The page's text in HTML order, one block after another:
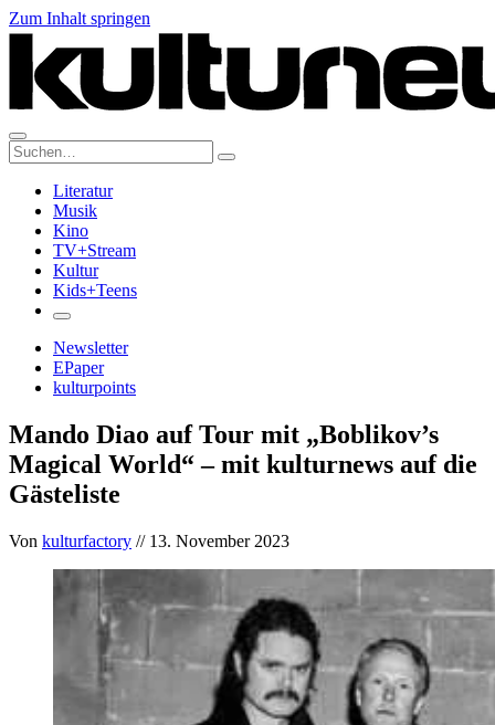
Zum Inhalt springen
Suche:
Literatur
Musik
Kino
TV+Stream
Kultur
Kids+Teens
Newsletter
EPaper
kulturpoints
Mando Diao auf Tour mit „Boblikov’s
Magical World“ – mit kulturnews auf die
Gästeliste
Von kulturfactory // 13. November 2023